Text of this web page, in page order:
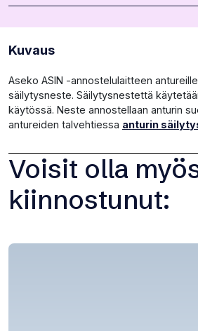
Kuvaus
Aseko ASIN -annostelulaitteen
säilytysneste. Säilytysnestettä
käytössä. Neste annostellaan anturin
antureiden talvehtiessa anturin
Voisit olla
kiinnostunut